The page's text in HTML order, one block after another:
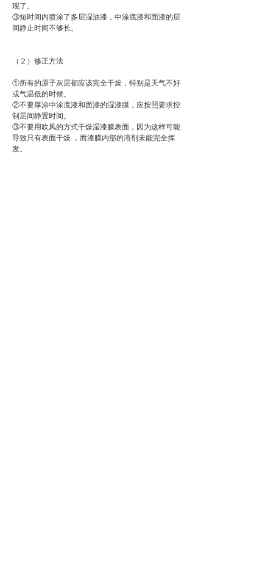
现了。
③短时间内喷涂了多层湿油漆，中涂底漆和面漆的层
间静止时间不够长。
（２）修正方法
①所有的原子灰层都应该完全干燥，特别是天气不好
或气温低的时候。
②不要厚涂中涂底漆和面漆的湿漆膜，应按照要求控
制层间静置时间。
③不要用吹风的方式干燥湿漆膜表面，因为这样可能
导致只有表面干燥 ，而漆膜内部的溶剂未能完全挥
发。